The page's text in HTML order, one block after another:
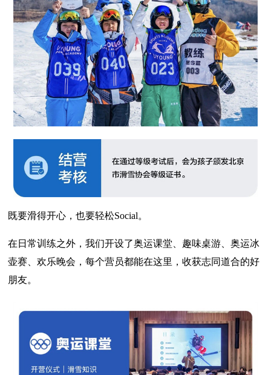
既要滑得开心，也要轻松Social。
在日常训练之外，我们开设了奥运课堂、趣味桌游、奥运冰
壶赛、欢乐晚会，每个营员都能在这里，收获志同道合的好
朋友。